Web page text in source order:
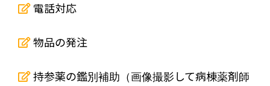
電話対応
物品の発注
持参薬の鑑別補助（画像撮影して病棟薬剤師